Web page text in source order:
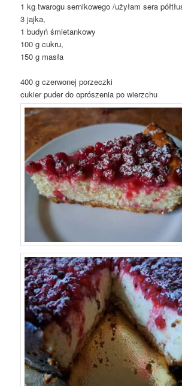
1 kg twarogu sernikowego /użyłam sera
3 jajka,
1 budyń śmietankowy
100 g cukru,
150 g masła
400 g czerwonej porzeczki
cukier puder do oprószenia po wierzchu